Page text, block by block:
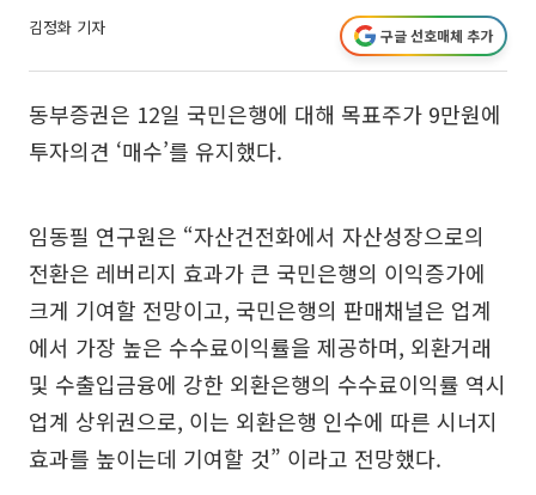
김정화 기자 구글 선호매체 추가
동부증권은 12일 국민은행에 대해 목표주가 9만원에
투자의견 ‘매수’를 유지했다.
임동필 연구원은 “자산건전화에서 자산성장으로의
전환은 레버리지 효과가 큰 국민은행의 이익증가에
크게 기여할 전망이고, 국민은행의 판매채널은 업계
에서 가장 높은 수수료이익률을 제공하며, 외환거래
및 수출입금융에 강한 외환은행의 수수료이익률 역시
업계 상위권으로, 이는 외환은행 인수에 따른 시너지
효과를 높이는데 기여할 것” 이라고 전망했다.